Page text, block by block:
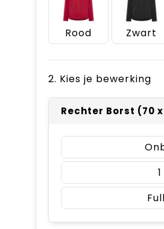
Rood Zwart
2. Kies je bewerking
Rechter Borst (70
1